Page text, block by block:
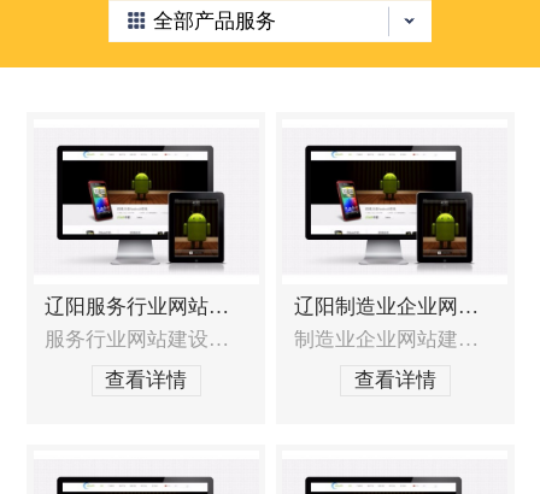
新闻中心
人才招聘
联系我们
城市分站
全部产品服务
辽阳服务行业网站建设
服务行业网站建设的特殊需求 如何定位网站类型、服务重点、目标客户？如何在展示服务的同时更好的展现出品牌价值，提升企业在客户心中的印象？如何将服务与互动体验相结合，提升客户体验度？如何充分展现服务品质和综合实力，从而引起客户兴趣，产生共鸣，增加信任？如何才能更快地获得更多的客户和商机？ 服务行业网站建设解决方案
查看详情
辽阳制造业企业网站建设
制造业企业网站建设的重点需求如何让客户产生信赖感？如何让网站的凸显价值？如何让网站即具有设计品质，又能直接明了的展现企业特色？如何展示产品并让客户快速找到他想要的产品？如何让更多的潜在客户找到您？能否进行长期运营维护？制造业企业网站建设解决方案制造业企业的建站解决方案是在以往制造业企业网站建设的丰厚经验基础上，加以提炼
查看详情